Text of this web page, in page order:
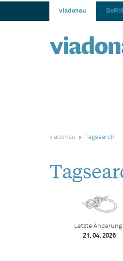
viadonau
viadonau Tagsearch
Letzte Änderung:
21. 04. 2026